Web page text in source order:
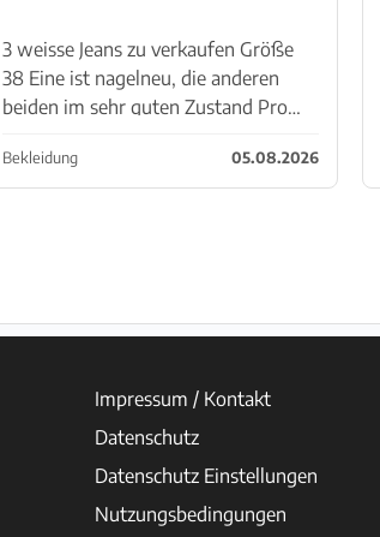
3 weisse Jeans zu verkaufen Größe
38 Eine ist nagelneu, die anderen
beiden im sehr guten Zustand Pro
zusammen.
Bekleidung 05.08.2026
Impressum / Kontakt
Datenschutz
Datenschutz Einstellungen
Nutzungsbedingungen